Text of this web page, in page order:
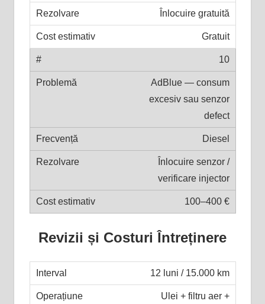
Înlocuire gratuită
Gratuit
10
AdBlue — consum
excesiv sau senzor
defect
Diesel
Înlocuire senzor /
verificare injector
100–400 €
Revizii și Costuri Întreținere
12 luni / 15.000 km
Ulei + filtru aer +